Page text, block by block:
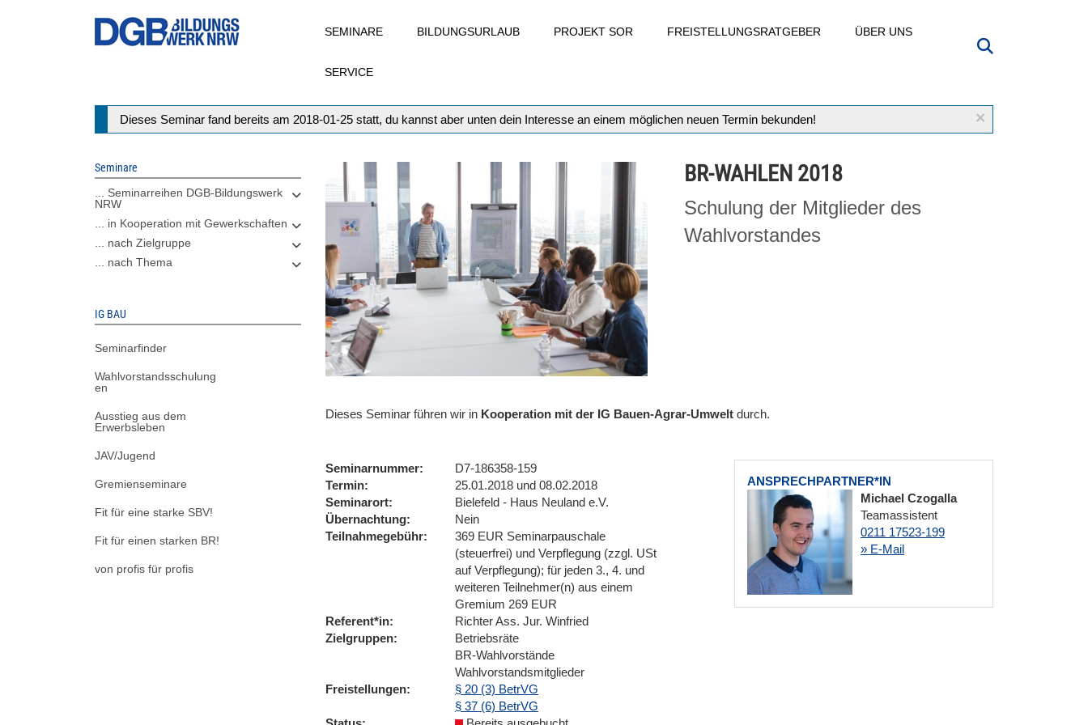
SEMINARE BILDUNGSURLAUB PROJEKT SOR FREISTELLUNGSRATGEBER ÜBER UNS
SERVICE
×
Statusmeldung
Dieses Seminar fand bereits am 2018-01-25 statt, du kannst aber unten dein Interesse an einem möglichen neuen Termin bekunden!
Seminare
... Seminarreihen DGB-Bildungswerk
NRW
... in Kooperation mit Gewerkschaften
... nach Zielgruppe
... nach Thema
IG BAU
Seminarfinder
Wahlvorstandsschulung
en
Ausstieg aus dem
Erwerbsleben
JAV/Jugend
Gremienseminare
Fit für eine starke SBV!
Fit für einen starken BR!
von profis für profis
BR-WAHLEN 2018
Schulung der Mitglieder des
Wahlvorstandes
Dieses Seminar führen wir in Kooperation mit der IG Bauen-Agrar-Umwelt durch.
ANSPRECHPARTNER*IN
Michael Czogalla
Teamassistent
0211 17523-199
» E-Mail
Seminarnummer
D7-186358-159
Termin
25.01.2018 und 08.02.2018
Seminarort
Bielefeld - Haus Neuland e.V.
Übernachtung
Nein
Teilnahmegebühr
369 EUR Seminarpauschale
(steuerfrei) und Verpflegung (zzgl. USt
auf Verpflegung); für jeden 3., 4. und
weiteren Teilnehmer(n) aus einem
Gremium 269 EUR
Referent*in
Richter Ass. Jur. Winfried
Zielgruppen
Betriebsräte
BR-Wahlvorstände
Wahlvorstandsmitglieder
Freistellungen
§ 20 (3) BetrVG
§ 37 (6) BetrVG